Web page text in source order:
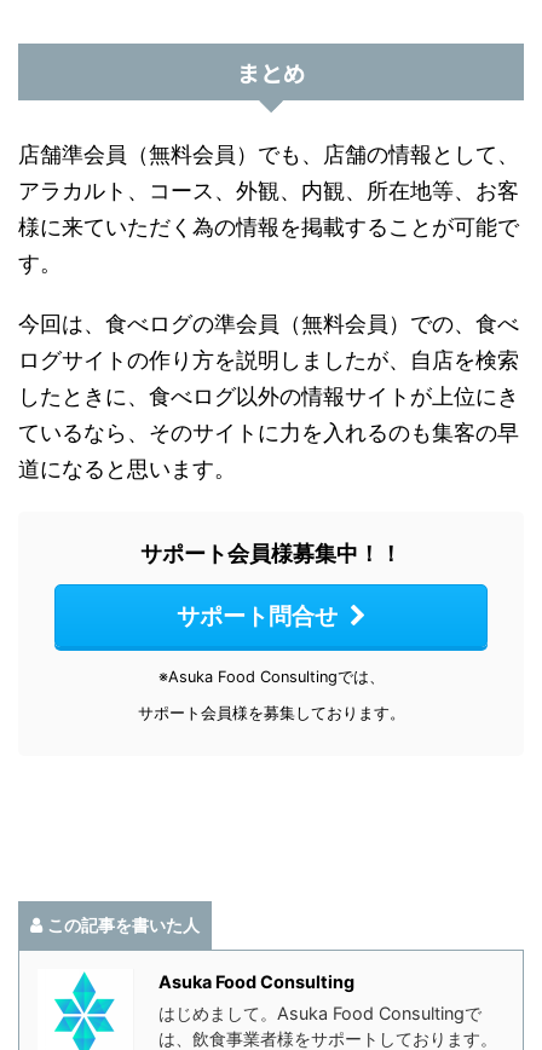
まとめ
店舗準会員（無料会員）でも、店舗の情報として、
アラカルト、コース、外観、内観、所在地等、お客
様に来ていただく為の情報を掲載することが可能で
す。
今回は、食べログの準会員（無料会員）での、食べ
ログサイトの作り方を説明しましたが、自店を検索
したときに、食べログ以外の情報サイトが上位にき
ているなら、そのサイトに力を入れるのも集客の早
道になると思います。
サポート会員様募集中！！
サポート問合せ
※Asuka Food Consultingでは、
サポート会員様を募集しております。
この記事を書いた人
Asuka Food Consulting
はじめまして。Asuka Food Consultingで
は、飲食事業者様をサポートしております。